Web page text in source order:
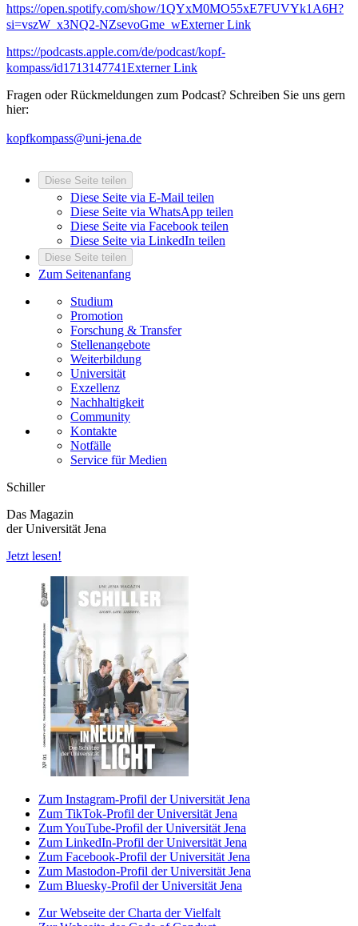
https://open.spotify.com/show/1QYxM0MO55xE7FUVYk1A6H?
si=vszW_x3NQ2-NZsevoGme_wExterner Link
https://podcasts.apple.com/de/podcast/kopf-
kompass/id1713147741Externer Link
Fragen oder Rückmeldungen zum Podcast? Schreiben Sie uns gern
hier:
kopfkompass@uni-jena.de
Diese Seite teilen
Diese Seite via E-Mail teilen
Diese Seite via WhatsApp teilen
Diese Seite via Facebook teilen
Diese Seite via LinkedIn teilen
Diese Seite teilen
Zum Seitenanfang
Studium
Promotion
Forschung & Transfer
Stellenangebote
Weiterbildung
Universität
Exzellenz
Nachhaltigkeit
Community
Kontakte
Notfälle
Service für Medien
Schiller
Das Magazin
der Universität Jena
Jetzt lesen!
Zum Instagram-Profil der Universität Jena
Zum TikTok-Profil der Universität Jena
Zum YouTube-Profil der Universität Jena
Zum LinkedIn-Profil der Universität Jena
Zum Facebook-Profil der Universität Jena
Zum Mastodon-Profil der Universität Jena
Zum Bluesky-Profil der Universität Jena
Zur Webseite der Charta der Vielfalt